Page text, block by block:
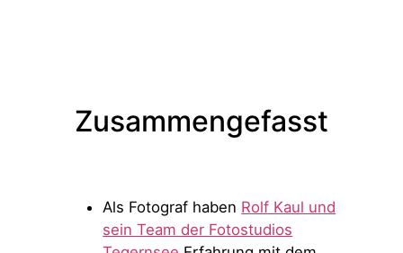
Zusammengefasst
Als Fotograf haben Rolf Kaul und
sein Team der Fotostudios